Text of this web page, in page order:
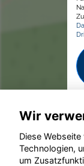
©
Wir
Diese
Technologien,
um